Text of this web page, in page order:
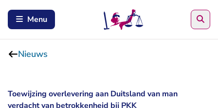
Menu
Nieuws
Toewijzing overlevering aan Duitsland van man
verdacht van betrokkenheid bij PKK